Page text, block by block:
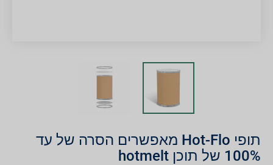
תופי Hot-Flo מאפשרים הסרה של עד
100% של תוכן hotmelt